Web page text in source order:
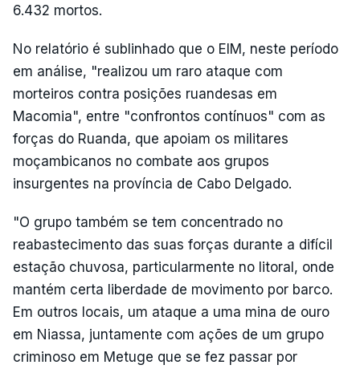
6.432 mortos.
No relatório é sublinhado que o EIM, neste período
em análise, "realizou um raro ataque com
morteiros contra posições ruandesas em
Macomia", entre "confrontos contínuos" com as
forças do Ruanda, que apoiam os militares
moçambicanos no combate aos grupos
insurgentes na província de Cabo Delgado.
"O grupo também se tem concentrado no
reabastecimento das suas forças durante a difícil
estação chuvosa, particularmente no litoral, onde
mantém certa liberdade de movimento por barco.
Em outros locais, um ataque a uma mina de ouro
em Niassa, juntamente com ações de um grupo
criminoso em Metuge que se fez passar por